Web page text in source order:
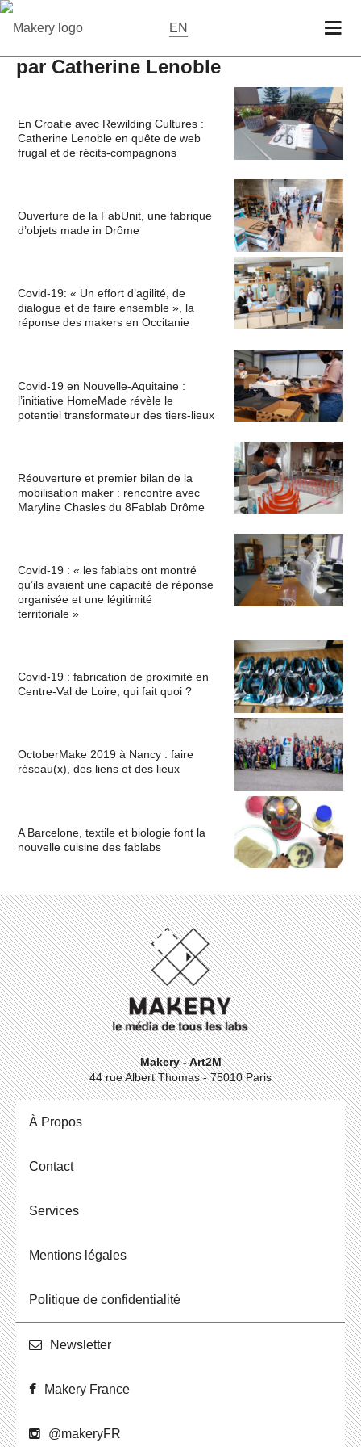
EN
par Catherine Lenoble
En Croatie avec Rewilding Cultures :
Catherine Lenoble en quête de web
frugal et de récits-compagnons
Ouverture de la FabUnit, une fabrique
d’objets made in Drôme
Covid-19: « Un effort d’agilité, de
dialogue et de faire ensemble », la
réponse des makers en Occitanie
Covid-19 en Nouvelle-Aquitaine :
l’initiative HomeMade révèle le
potentiel transformateur des tiers-lieux
Réouverture et premier bilan de la
mobilisation maker : rencontre avec
Maryline Chasles du 8Fablab Drôme
Covid-19 : « les fablabs ont montré
qu’ils avaient une capacité de réponse
organisée et une légitimité
territoriale »
Covid-19 : fabrication de proximité en
Centre-Val de Loire, qui fait quoi ?
OctoberMake 2019 à Nancy : faire
réseau(x), des liens et des lieux
A Barcelone, textile et biologie font la
nouvelle cuisine des fablabs
Makery - Art2M
44 rue Albert Thomas - 75010 Paris
À Propos
Contact
Ser­vices
Men­tions légales
Po­li­tique de confidentialité
News­let­ter
Makery France
@ma­ke­ryFR